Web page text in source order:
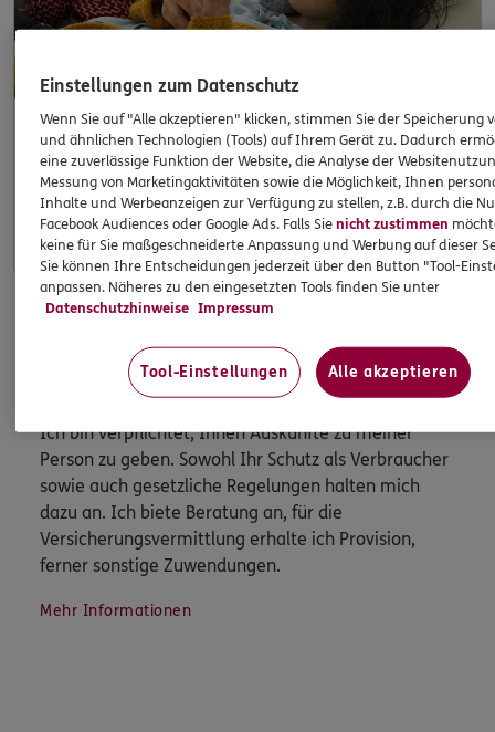
Apps & Mobile Services
Mehr
Wichtiges aus dem Vermittlerrecht
Ich bin verpflichtet, Ihnen Auskünfte zu meiner
Person zu geben. Sowohl Ihr Schutz als Verbraucher
sowie auch gesetzliche Regelungen halten mich
dazu an. Ich biete Beratung an, für die
Versicherungsvermittlung erhalte ich Provision,
ferner sonstige Zuwendungen.
Mehr Informationen
Einstellungen zum Datenschutz
Wenn Sie auf "Alle akzeptieren" klicken, stimmen Sie der Speicherung
und ähnlichen Technologien (Tools) auf Ihrem Gerät zu. Dadurch
eine zuverlässige Funktion der Website, die Analyse der
Messung von Marketingaktivitäten sowie die Möglichkeit, Ihnen
Inhalte und Werbeanzeigen zur Verfügung zu stellen, z.B. durch die
Facebook Audiences oder Google Ads. Falls Sienicht zustimmen
keine für Sie maßgeschneiderte Anpassung und Werbung auf dieser
Sie können Ihre Entscheidungen jederzeit über den Button "Tool-
anpassen. Näheres zu den eingesetzten Tools finden Sie unter
Datenschutzhinweise Impressum
Tool-Einstellungen Alle akzeptieren